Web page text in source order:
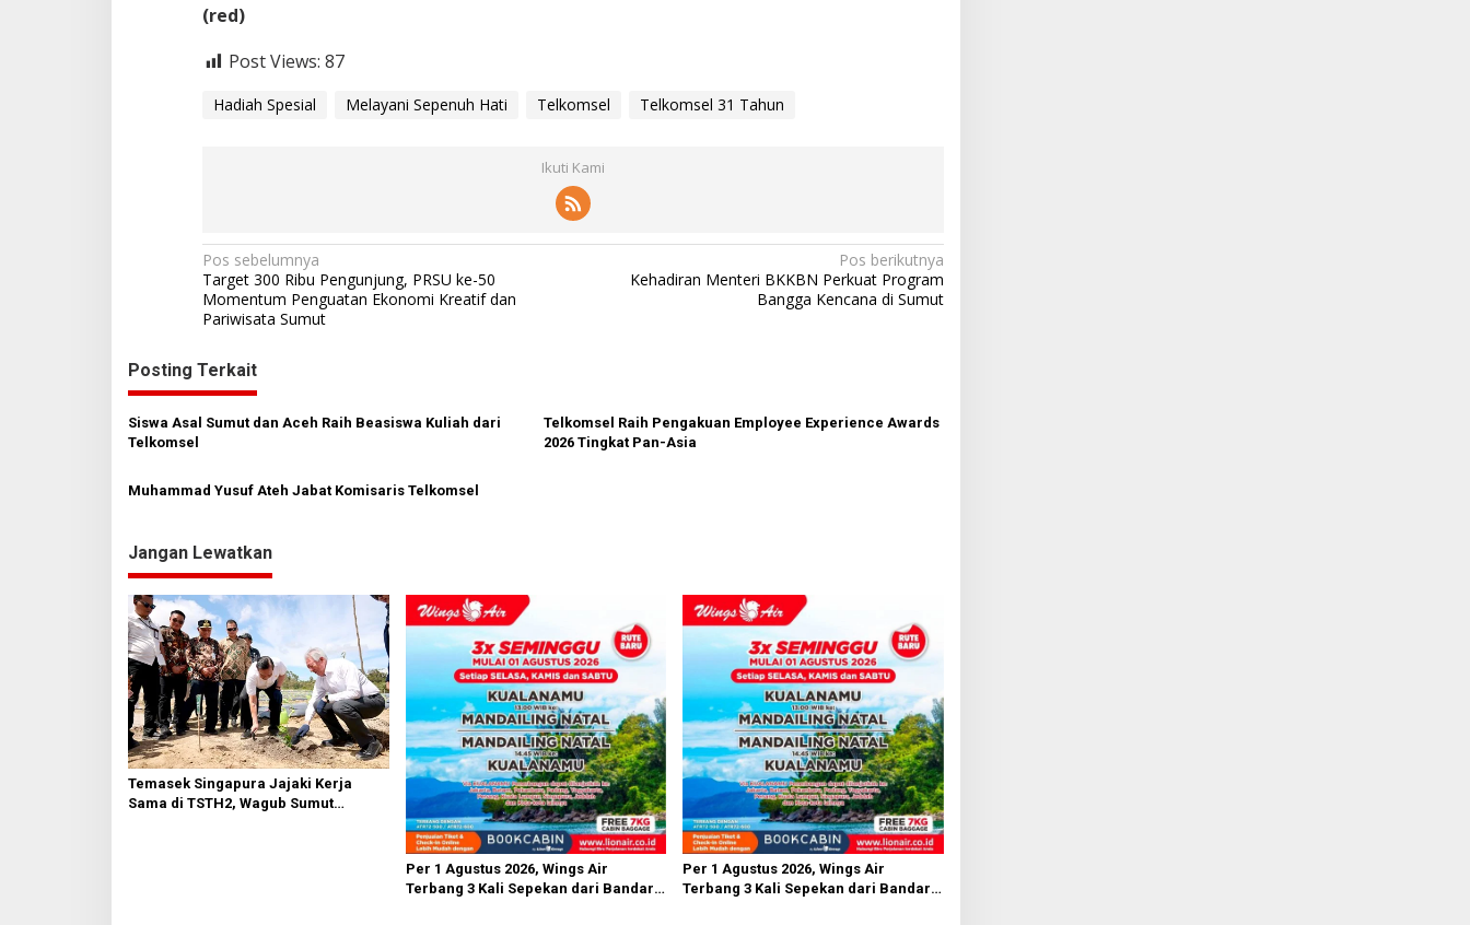
(red)
Post Views: 87
Hadiah Spesial Melayani Sepenuh Hati Telkomsel Telkomsel 31 Tahun
Ikuti Kami
N
a
v
i
g
a
i
o
s
Pos sebelumnya
Target 300 Ribu Pengunjung, PRSU ke-50
Momentum Penguatan Ekonomi Kreatif dan
Pariwisata Sumut
Pos berikutnya
Kehadiran Menteri BKKBN Perkuat Program
Bangga Kencana di Sumut
Posting Terkait
Siswa Asal Sumut dan Aceh Raih Beasiswa Kuliah dari
Telkomsel
Telkomsel Raih Pengakuan Employee Experience Awards
2026 Tingkat Pan-Asia
Muhammad Yusuf Ateh Jabat Komisaris Telkomsel
Jangan Lewatkan
Temasek Singapura Jajaki Kerja
Sama di TSTH2, Wagub Sumut
Per 1 Agustus 2026, Wings Air
Terbang 3 Kali Sepekan dari Bandara
Per 1 Agustus 2026, Wings Air
Terbang 3 Kali Sepekan dari Bandara